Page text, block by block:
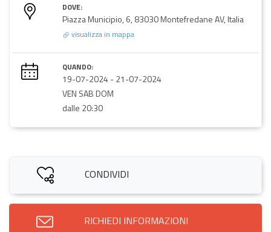
DOVE:
Piazza Municipio, 6, 83030 Montefredane AV, Italia
visualizza in mappa
QUANDO:
19-07-2024 -21-07-2024
VEN SAB DOM
dalle 20:30
CONDIVIDI
RICHIEDI INFORMAZIONI